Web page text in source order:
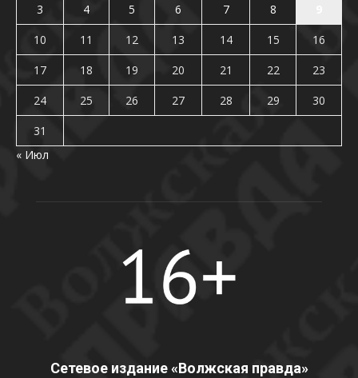
3
4 5 6 7 8
10
11 12 13 14 15
16
17
18 19 20 21 22
23
24
25 26 27 28 29
30
31
« Июл
Сетевое издание «Волжская правда»